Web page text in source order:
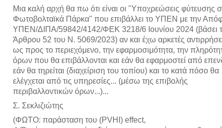
Μια καλή αρχή θα πω ότι είναι οι "Υποχρεώσεις φύτευσης
Φωτοβολταϊκά Πάρκα" που επιβάλλει το ΥΠΕΝ με την
ΥΠΕΝ/ΔΙΠΑ/59842/4142/ΦΕΚ 3218/6 Ιουνίου 2024 (βάσει
Άρθρου 52 του Ν. 5069/2023) αν και έχω αρκετές
ως προς το περιεχόμενο, την εφαρμοσιμότητα, την
όρων που θα επιβάλλονται και εάν θα εφαρμοστεί από
εάν θα τηρείται (διαχείριση του τοπίου) και το κατά πόσο θα
ελέγχεται από τις υπηρεσίες... (μέσω της επιβολής
περιβαλλοντικών όρων...)...
Σ. Σεκλιζιώτης
(ΦΩΤΟ: παράσταση του (PVHI) effect,